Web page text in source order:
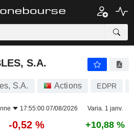
S.A.
S.A. Actions EDPR
17:55:00 07/08/2026 Varia. 1 janv.
-0,52 % +10,88 %